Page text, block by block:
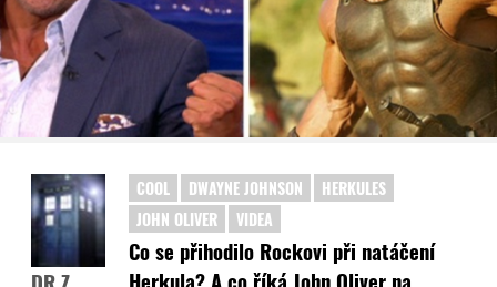
COOL DWAYNE JOHNSON
HERKULES
JOHN OLIVER
VIDEA
Co se přihodilo Rockovi při natáčení
Herkula? A co říká John Oliver na